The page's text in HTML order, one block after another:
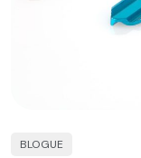
BLOGUE